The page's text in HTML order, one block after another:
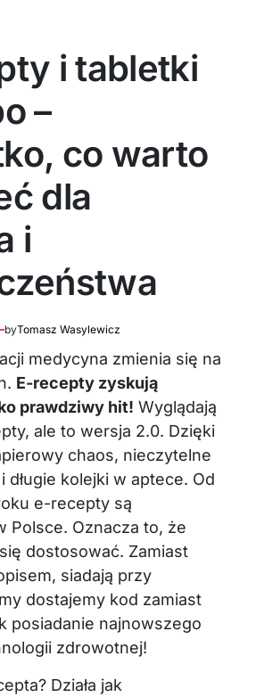
i tabletki
–
co warto
dla
i
byTomasz Wasylewicz
medycyna zmienia się na
E-recepty zyskują
prawdziwy hit! Wyglądają
ale to wersja 2.0. Dzięki
chaos, nieczytelne
długie kolejki w aptece. Od
e-recepty są
Polsce. Oznacza to, że
dostosować. Zamiast
siadają przy
dostajemy kod zamiast
posiadanie najnowszego
zdrowotnej!
Działa jak